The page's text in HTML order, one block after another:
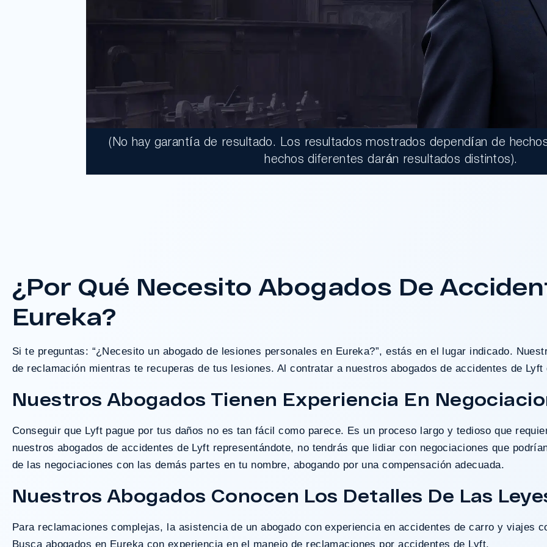
$41,950,000.00
(No hay garantía de resultado. Los resultados mostrados dependían de
hechos diferentes darán resultados distintos).
¿Por Qué Necesito Abogados De
Eureka?
Si te preguntas: “¿Necesito un abogado de lesiones personales en Eureka?”, estás en el lugar indicado.
de reclamación mientras te recuperas de tus lesiones. Al contratar a nuestros abogados de accidentes de
Nuestros Abogados Tienen Experiencia En
Conseguir que Lyft pague por tus daños no es tan fácil como parece. Es un proceso largo y tedioso que
nuestros abogados de accidentes de Lyft representándote, no tendrás que lidiar con negociaciones que
de las negociaciones con las demás partes en tu nombre, abogando por una compensación adecuada.
Nuestros Abogados Conocen Los Detalles De Las
Para reclamaciones complejas, la asistencia de un abogado con experiencia en accidentes de carro y viajes
Busca abogados en Eureka con experiencia en el manejo de reclamaciones por accidentes de Lyft.